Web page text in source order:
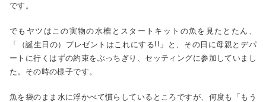
です。
でもヤツはこの実物の水槽とスタートキットの魚を見たとたん、
「（誕生日の）プレゼントはこれにする!!」と、その日に母親とデパ
ートに行くはずの約束をぶっちぎり、セッティングに参加していまし
た。その時の様子です。
魚を袋のまま水に浮かべて慣らしているところですが、何度も「もう